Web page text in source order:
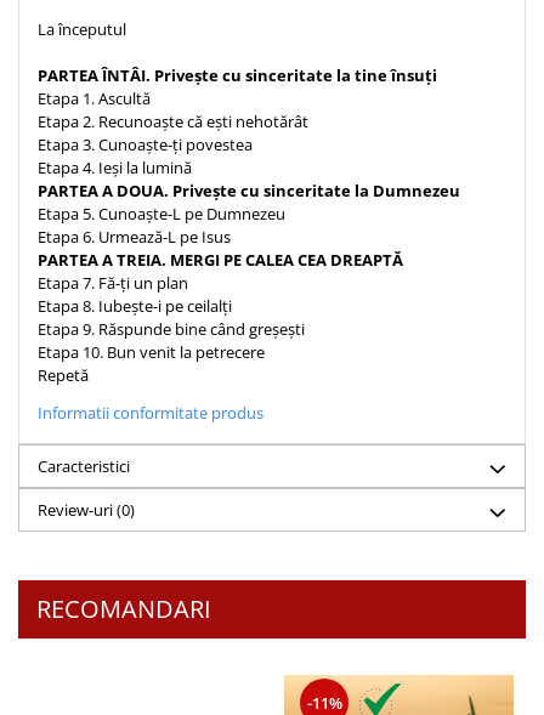
La începutul
PARTEA ÎNTÂI. Privește cu sinceritate la tine însuți
Etapa 1. Ascultă
Etapa 2. Recunoaște că ești nehotărât
Etapa 3. Cunoaște-ți povestea
Etapa 4. Ieși la lumină
PARTEA A DOUA. Privește cu sinceritate la Dumnezeu
Etapa 5. Cunoaște-L pe Dumnezeu
Etapa 6. Urmează-L pe Isus
PARTEA A TREIA. MERGI PE CALEA CEA DREAPTĂ
Etapa 7. Fă-ți un plan
Etapa 8. Iubește-i pe ceilalți
Etapa 9. Răspunde bine când greșești
Etapa 10. Bun venit la petrecere
Repetă
Informatii conformitate produs
Caracteristici
Review-uri(0)
RECOMANDARI
-11%